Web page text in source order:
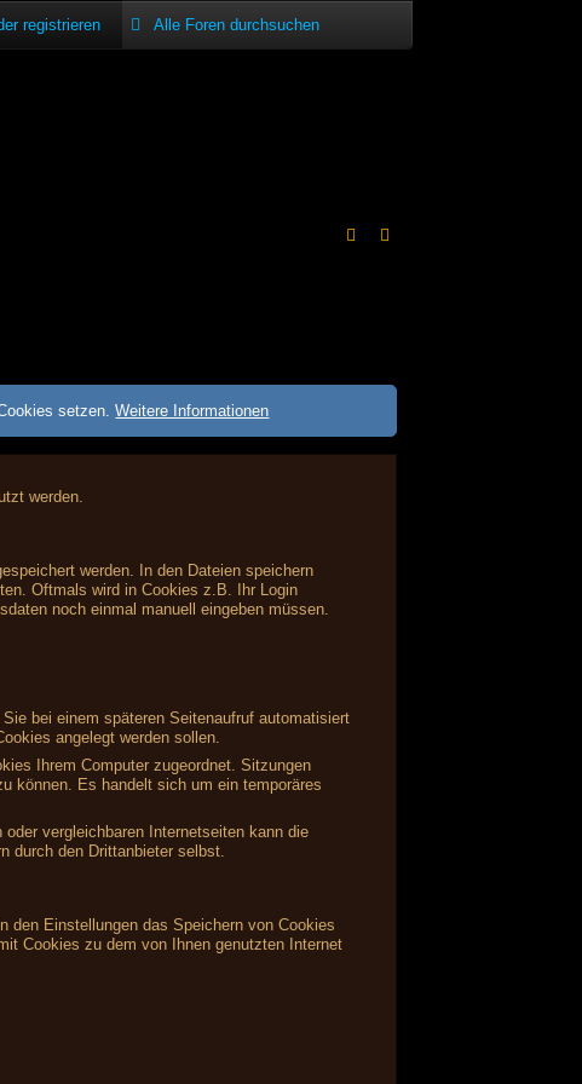
registrieren
setzen.Weitere Informationen
werden.
werden. In den Dateien speichern
Oftmals wird in Cookies z.B. Ihr Login
noch einmal manuell eingeben müssen.
bei einem späteren Seitenaufruf automatisiert
angelegt werden sollen.
Ihrem Computer zugeordnet. Sitzungen
können. Es handelt sich um ein temporäres
vergleichbaren Internetseiten kann die
durch den Drittanbieter selbst.
den Einstellungen das Speichern von Cookies
Cookies zu dem von Ihnen genutzten Internet